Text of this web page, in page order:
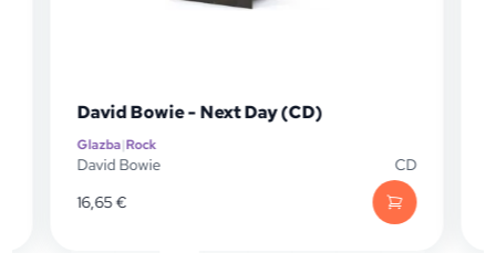
David Bowie - Next Day (CD)
Glazba|Rock
David Bowie
€